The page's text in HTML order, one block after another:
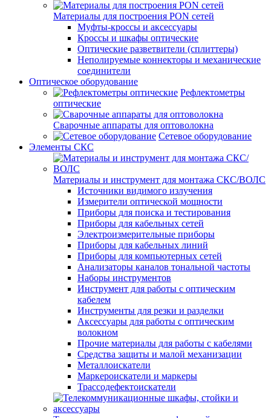
Материалы для построения PON сетей
Муфты-кроссы и аксессуары
Кроссы и шкафы оптические
Оптические разветвители (сплиттеры)
Неполируемые коннекторы и механические
соединители
Оптическое оборудование
Рефлектометры
оптические
Сварочные аппараты для оптоволокна
Сетевое оборудование
Элементы СКС
Материалы и инструмент для монтажа СКС/ВОЛС
Источники видимого излучения
Измерители оптической мощности
Приборы для поиска и тестирования
Приборы для кабельных сетей
Электроизмерительные приборы
Приборы для кабельных линий
Приборы для компьютерных сетей
Анализаторы каналов тональной частоты
Наборы инструментов
Инструмент для работы с оптическим
кабелем
Инструменты для резки и разделки
Аксессуары для работы с оптическим
волокном
Прочие материалы для работы с кабелями
Средства защиты и малой механизации
Металлоискатели
Маркероискатели и маркеры
Трассодефектоискатели